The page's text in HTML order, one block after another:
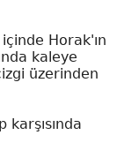
Horak'ın
kaleye
üzerinden